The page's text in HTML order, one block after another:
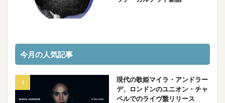
今月の人気記事
現代の歌姫マイラ・アンドラー
デ、ロンドンのユニオン・チャ
ペルでのライヴ盤リリース